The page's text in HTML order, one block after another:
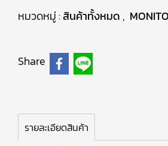
หมวดหมู่ :สินค้าทั้งหมด ,
Share
รายละเอียดสินค้า